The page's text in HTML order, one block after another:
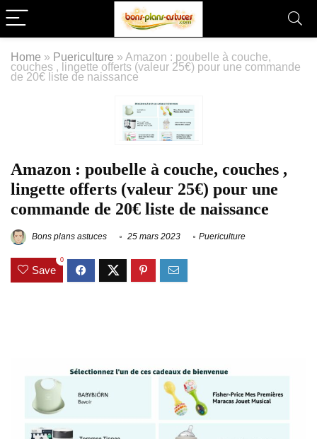
Home » Puericulture » Amazon : poubelle à couche,
couches , lingette offerts (valeur 25€) pour une commande
de 20€ liste de naissance
Amazon : poubelle à couche, couches ,
lingette offerts (valeur 25€) pour une
commande de 20€ liste de naissance
Bons plans astuces 25 mars 2023 Puericulture
Save
0